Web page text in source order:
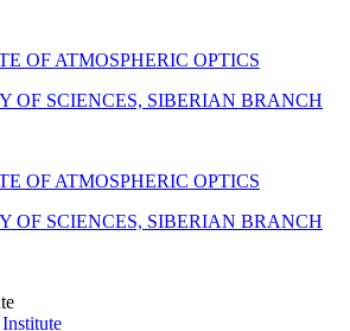
OF ATMOSPHERIC OPTICS
OF SCIENCES, SIBERIAN BRANCH
OF ATMOSPHERIC OPTICS
OF SCIENCES, SIBERIAN BRANCH